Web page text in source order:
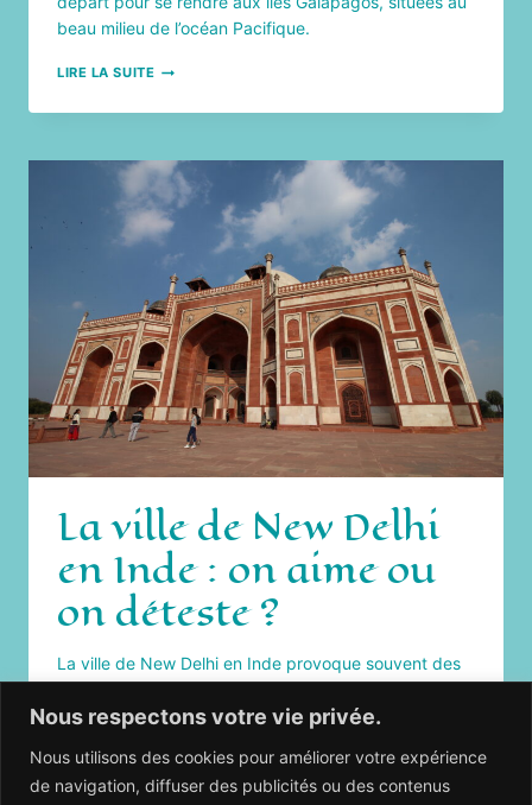
Nous respectons votre vie privée.
Nous utilisons des cookies pour améliorer votre expérience
de navigation, diffuser des publicités ou des contenus
beau milieu de l’océan Pacifique.
LIRE LA SUITEEXPLORER
LA
VILLE
DE
GUAYAQUIL
EN
La ville de New Delhi
en Inde : on aime ou
on déteste ?
La ville de New Delhi en Inde provoque souvent des
sentiments très intenses. Autant certaines personnes
l’adorent, autant d’autres la détestent. Vous voulez
LIRE LA SUITELA